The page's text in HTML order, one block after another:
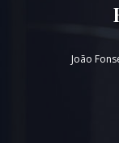
João